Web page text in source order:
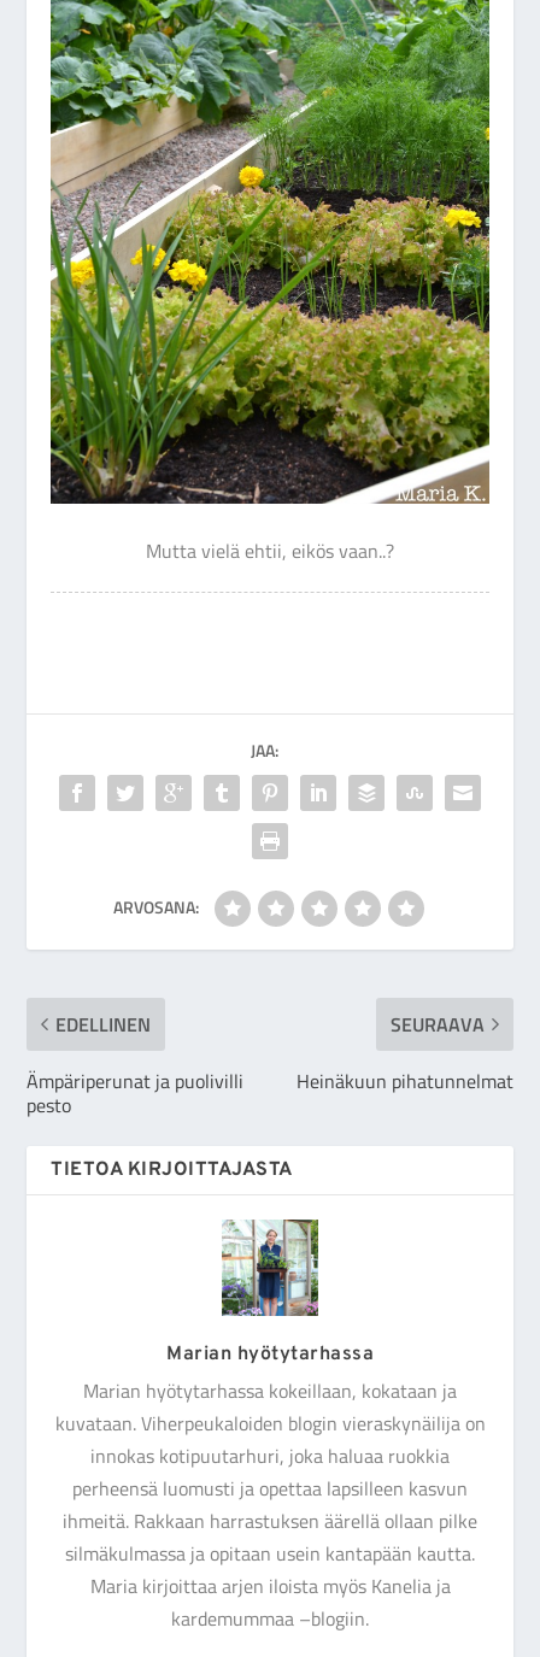
Mutta vielä ehtii, eikös vaan..?
JAA:
ARVOSANA:
EDELLINEN
Ämpäriperunat ja puolivilli
pesto
SEURAAVA
Heinäkuun pihatunnelmat
TIETOA KIRJOITTAJASTA
Marian hyötytarhassa
Marian hyötytarhassa kokeillaan, kokataan ja
kuvataan. Viherpeukaloiden blogin vieraskynäilija on
innokas kotipuutarhuri, joka haluaa ruokkia
perheensä luomusti ja opettaa lapsilleen kasvun
ihmeitä. Rakkaan harrastuksen äärellä ollaan pilke
silmäkulmassa ja opitaan usein kantapään kautta.
Maria kirjoittaa arjen iloista myös Kanelia ja
kardemummaa –blogiin.